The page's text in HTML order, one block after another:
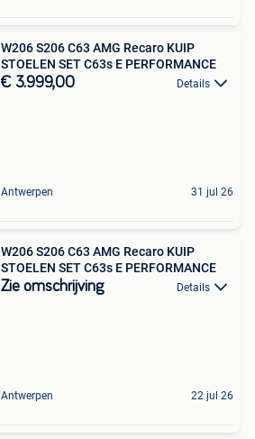
W206 S206 C63 AMG Recaro KUIP
STOELEN SET C63s E PERFORMANCE
€ 3.999,00 Details
Antwerpen 31 jul 26
W206 S206 C63 AMG Recaro KUIP
STOELEN SET C63s E PERFORMANCE
Zie omschrijving Details
Antwerpen 22 jul 26